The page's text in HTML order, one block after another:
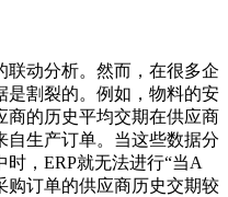
联动分析。然而，在很多企
是割裂的。例如，物料的安
商的历史平均交期在供应商
自生产订单。当这些数据分
，ERP就无法进行“当A
购订单的供应商历史交期较